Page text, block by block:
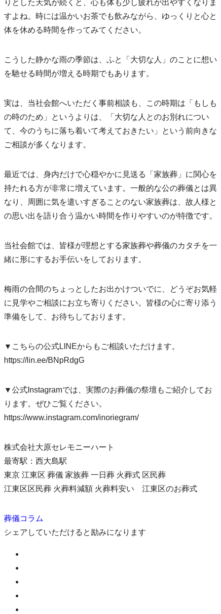
りとした天気が続くと、心も体も少し疲れが出やすくなりま
すよね。時には温かいお茶でも飲みながら、ゆっくりと心と
体を休める時間を作ってみてください。
こうした静かな雨の季節は、ふと「大切な人」のことに想い
を馳せる時間が増える時期でもあります。
実は、当社会館へいただく事前相談も、この時期は「もしも
の時のため」というよりは、「大切な人とのお別れについ
て、今のうちに落ち着いて考えておきたい」という前向きな
ご相談が多くなります。
最近では、身内だけで心穏やかに見送る「家族葬」に関心を
持たれる方が非常に増えています。一般的な公の葬儀とは異
なり、周囲に気を遣いすぎることのない家族葬は、故人様と
の思い出を語り合う温かい時間を作りやすいのが特徴です。
当社会館では、皆様が理想とする家族葬や葬儀のカタチを一
緒に形にするお手伝いをしております。
梅雨の合間のちょっとしたお出かけついでに、どうぞお気軽
に見学やご相談にお立ち寄りください。皆様の心に寄り添う
準備をして、お待ちしております。
▼こちらの公式LINEからもご相談いただけます。
https://lin.ee/BNpRdgG
▼公式Instagramでは、実際のお葬儀の祭壇もご紹介してお
ります。ぜひご覧ください。
https://www.instagram.com/inoriegram/
株式会社大原セレモニーハート
最寄駅：西大島駅
東京 江東区 葬儀 家族葬 一日葬 火葬式 区民葬
江東区区民葬 火葬料減額 火葬料安い 江東区のお葬式
葬儀コラム
シェアしていただけると励みになります